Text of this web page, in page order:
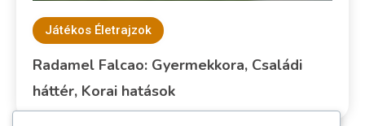
Játékos Életrajzok
Radamel Falcao: Gyermekkora, Családi
háttér, Korai hatások